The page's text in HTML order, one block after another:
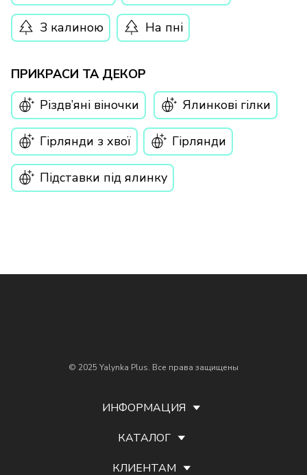
Гірлянди
З калиною
Підставки під ялинку
На пні
Гірлянди з хвої
Ялинкові гілки
Різдв’яні віночки
ПРИКРАСИ ТА ДЕКОР
© 2025 Yalynka Plus. Все права защищены
ИНФОРМАЦИЯ
КАТАЛОГ
КЛИЕНТАМ